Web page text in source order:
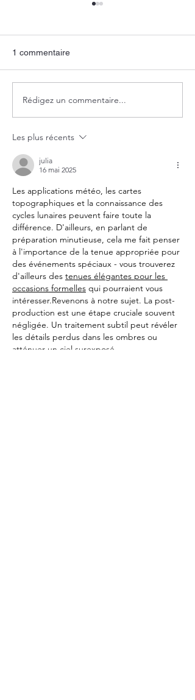
Des courbes et des lignes
1 commentaire
Rédigez un commentaire...
Les plus récents
julia
16 mai 2025
Les applications météo, les cartes
topographiques et la connaissance des
cycles lunaires peuvent faire toute la
différence. D'ailleurs, en parlant de
préparation minutieuse, cela me fait penser
à l'importance de la tenue appropriée pour
des événements spéciaux - vous trouverez
d'ailleurs des tenues élégantes pour les
occasions formelles qui pourraient vous
intéresser.Revenons à notre sujet. La post-
production est une étape cruciale souvent
négligée. Un traitement subtil peut révéler
les détails perdus dans les ombres ou
atténuer un ciel surexposé.